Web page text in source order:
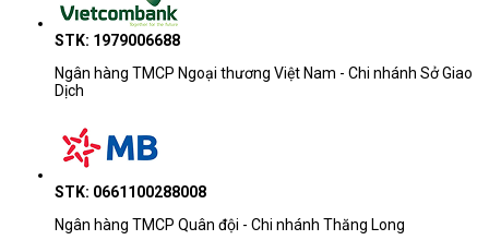
STK: 1979006688
Ngân hàng TMCP Ngoại thương Việt Nam - Chi nhánh Sở Giao
Dịch
STK: 0661100288008
Ngân hàng TMCP Quân đội - Chi nhánh Thăng Long